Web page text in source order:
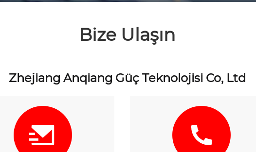
Bize Ulaşın
Zhejiang Anqiang Güç Teknolojisi Co, Ltd